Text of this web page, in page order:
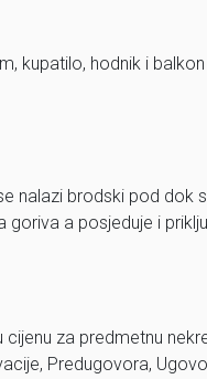
kupatilo, hodnik i balkon
nalazi brodski pod dok
a posjeduje i
za predmetnu
Predugovora,